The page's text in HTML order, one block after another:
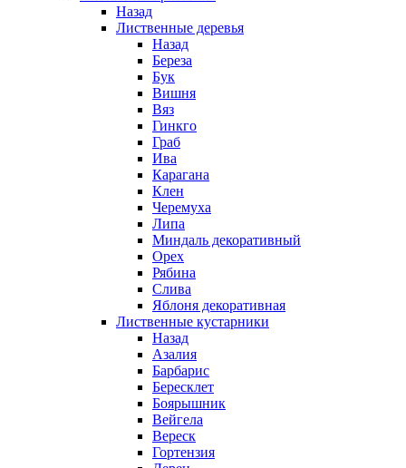
Назад
Лиственные деревья
Назад
Береза
Бук
Вишня
Вяз
Гинкго
Граб
Ива
Карагана
Клен
Черемуха
Липа
Миндаль декоративный
Орех
Рябина
Слива
Яблоня декоративная
Лиственные кустарники
Назад
Азалия
Барбарис
Бересклет
Боярышник
Вейгела
Вереск
Гортензия